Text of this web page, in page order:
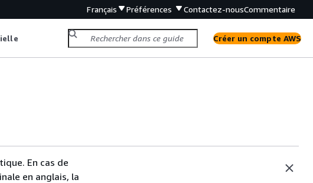
Français Préférences Contactez-nousCommentaire
Créer un compte AWS
En cas de
en anglais, la